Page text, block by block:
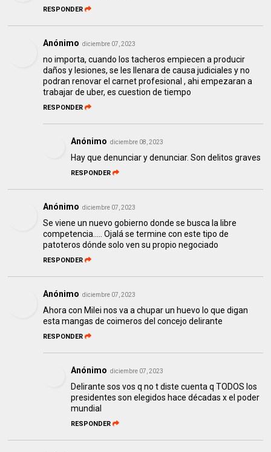
RESPONDER
Anónimo diciembre 07, 2023
no importa, cuando los tacheros empiecen a producir
daños y lesiones, se les llenara de causa judiciales y no
podran renovar el carnet profesional , ahi empezaran a
trabajar de uber, es cuestion de tiempo
RESPONDER
Anónimo diciembre 08, 2023
Hay que denunciar y denunciar. Son delitos graves
RESPONDER
Anónimo diciembre 07, 2023
Se viene un nuevo gobierno donde se busca la libre
competencia..... Ojalá se termine con este tipo de
patoteros dónde solo ven su propio negociado
RESPONDER
Anónimo diciembre 07, 2023
Ahora con Milei nos va a chupar un huevo lo que digan
esta mangas de coimeros del concejo delirante
RESPONDER
Anónimo diciembre 07, 2023
Delirante sos vos q no t diste cuenta q TODOS los
presidentes son elegidos hace décadas x el poder
mundial
RESPONDER